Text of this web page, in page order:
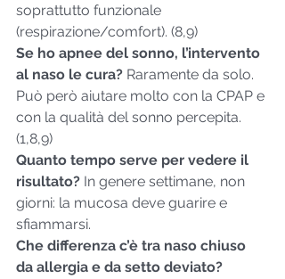
soprattutto funzionale
(respirazione/comfort). (8,9)
Se ho apnee del sonno, l’intervento
al naso le cura? Raramente da solo.
Può però aiutare molto con la CPAP e
con la qualità del sonno percepita.
(1,8,9)
Quanto tempo serve per vedere il
risultato? In genere settimane, non
giorni: la mucosa deve guarire e
sfiammarsi.
Che differenza c’è tra naso chiuso
da allergia e da setto deviato?